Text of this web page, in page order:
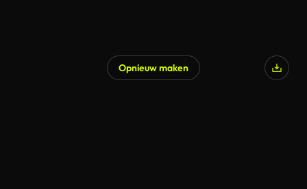
Opnieuw maken